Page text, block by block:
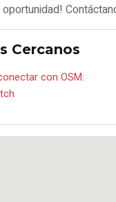
oportunidad!
Cercanos
con OSM: